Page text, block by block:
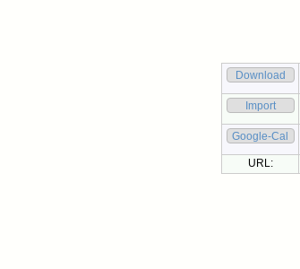
Download
Import
Google-Cal
URL: